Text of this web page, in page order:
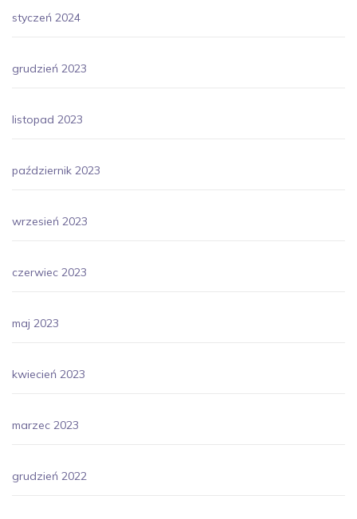
styczeń 2024
grudzień 2023
listopad 2023
październik 2023
wrzesień 2023
czerwiec 2023
maj 2023
kwiecień 2023
marzec 2023
grudzień 2022